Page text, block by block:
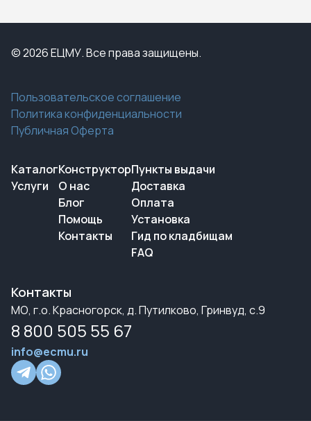
© 2026 ЕЦМУ. Все права защищены.
Пользовательское соглашение
Политика конфиденциальности
Публичная Оферта
Каталог
Услуги
Конструктор
О нас
Блог
Помощь
Контакты
Пункты выдачи
Доставка
Оплата
Установка
Гид по кладбищам
FAQ
Контакты
МО, г.о. Красногорск, д. Путилково, Гринвуд, с.9
8 800 505 55 67
info@ecmu.ru